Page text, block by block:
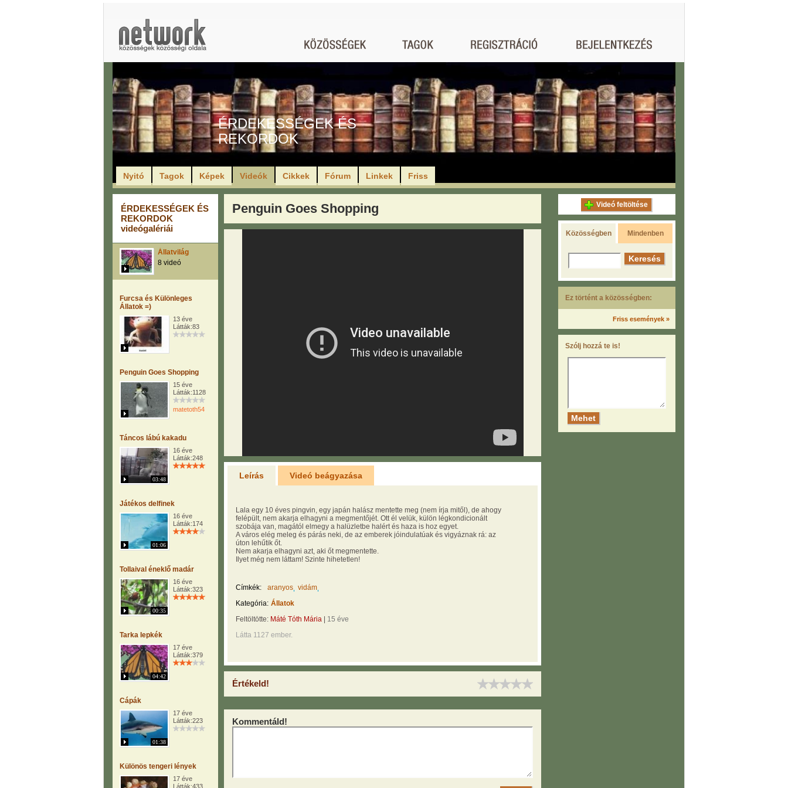
ÉRDEKESSÉGEK ÉS
REKORDOK
Nyitó Tagok Képek Videók Cikkek Fórum Linkek Friss
ÉRDEKESSÉGEK ÉS
REKORDOK
videógalériái
Állatvilág
8 videó
Furcsa és Különleges
Állatok =)
13 éve
Látták:83
Penguin Goes Shopping
15 éve
Látták:1128
matetoth54
Táncos lábú kakadu
03:48
16 éve
Látták:248
Játékos delfinek
01:06
16 éve
Látták:174
Tollaival éneklő madár
00:35
16 éve
Látták:323
Tarka lepkék
04:42
17 éve
Látták:379
Cápák
01:38
17 éve
Látták:223
Különös tengeri lények
17 éve
Látták:433
Penguin Goes Shopping
Leírás Videó beágyazása
Lala egy 10 éves pingvin, egy japán halász mentette meg (nem írja mitől), de ahogy
felépült, nem akarja elhagyni a megmentőjét. Ott él velük, külön légkondicionált
szobája van, magától elmegy a halüzletbe halért és haza is hoz egyet.
A város elég meleg és párás neki, de az emberek jóindulatúak és vigyáznak rá: az
úton lehűtik őt.
Nem akarja elhagyni azt, aki őt megmentette.
Ilyet még nem láttam! Szinte hihetetlen!
Címkék: aranyos vidám
Kategória: Állatok
Feltöltötte: Máté Tóth Mária
15 éve
Látta 1127 ember.
Értékeld!
Kommentáld!
Videó feltöltése
Közösségben Mindenben
Ez történt a közösségben:
Friss események »
Szólj hozzá te is!